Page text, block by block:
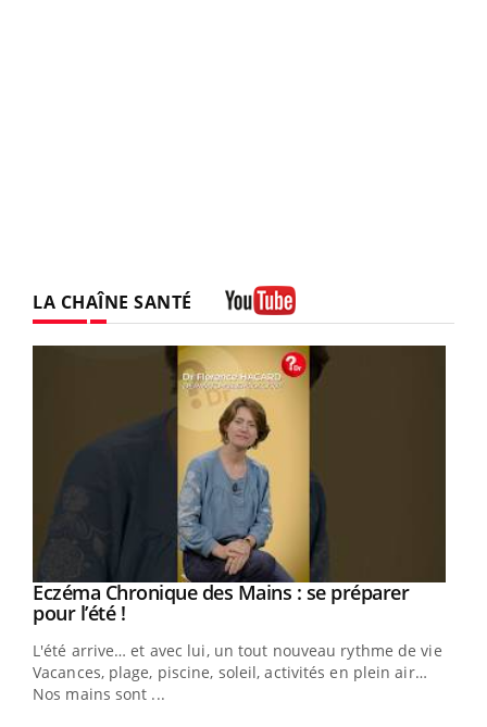
LA CHAÎNE SANTÉ
Youtube
Eczéma Chronique des Mains : se préparer
pour l’été !Youtube
L'été arrive… et avec lui, un tout nouveau rythme de vie !
Vacances, plage, piscine, soleil, activités en plein air…
Nos mains sont ...